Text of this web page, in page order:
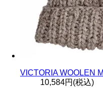
VICTORIA WOOLEN
10,584円(税込)